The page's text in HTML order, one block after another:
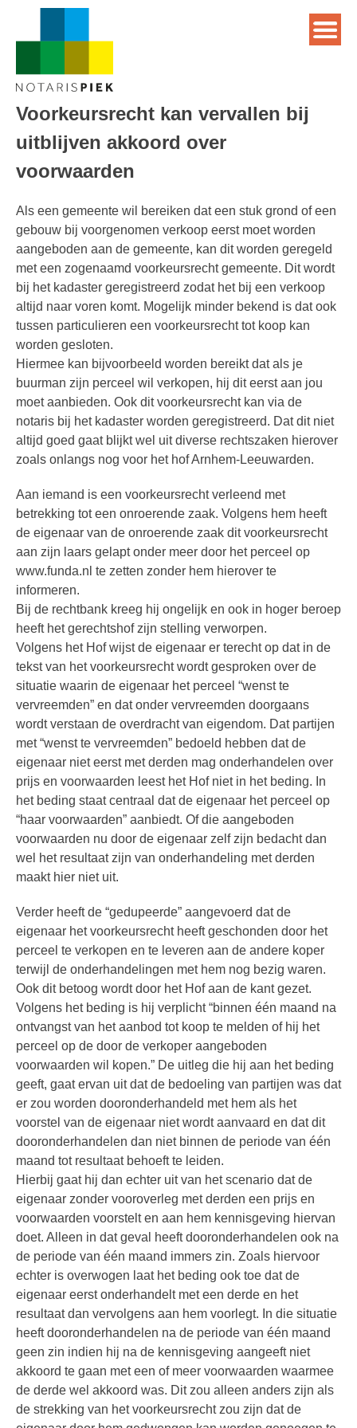
Voorkeursrecht kan vervallen bij
uitblijven akkoord over
voorwaarden
Als een gemeente wil bereiken dat een stuk grond of een
gebouw bij voorgenomen verkoop eerst moet worden
aangeboden aan de gemeente, kan dit worden geregeld
met een zogenaamd voorkeursrecht gemeente. Dit wordt
bij het kadaster geregistreerd zodat het bij een verkoop
altijd naar voren komt. Mogelijk minder bekend is dat ook
tussen particulieren een voorkeursrecht tot koop kan
worden gesloten.
Hiermee kan bijvoorbeeld worden bereikt dat als je
buurman zijn perceel wil verkopen, hij dit eerst aan jou
moet aanbieden. Ook dit voorkeursrecht kan via de
notaris bij het kadaster worden geregistreerd. Dat dit niet
altijd goed gaat blijkt wel uit diverse rechtszaken hierover
zoals onlangs nog voor het hof Arnhem-Leeuwarden.
Aan iemand is een voorkeursrecht verleend met
betrekking tot een onroerende zaak. Volgens hem heeft
de eigenaar van de onroerende zaak dit voorkeursrecht
aan zijn laars gelapt onder meer door het perceel op
www.funda.nl te zetten zonder hem hierover te
informeren.
Bij de rechtbank kreeg hij ongelijk en ook in hoger beroep
heeft het gerechtshof zijn stelling verworpen.
Volgens het Hof wijst de eigenaar er terecht op dat in de
tekst van het voorkeursrecht wordt gesproken over de
situatie waarin de eigenaar het perceel “wenst te
vervreemden” en dat onder vervreemden doorgaans
wordt verstaan de overdracht van eigendom. Dat partijen
met “wenst te vervreemden” bedoeld hebben dat de
eigenaar niet eerst met derden mag onderhandelen over
prijs en voorwaarden leest het Hof niet in het beding. In
het beding staat centraal dat de eigenaar het perceel op
“haar voorwaarden” aanbiedt. Of die aangeboden
voorwaarden nu door de eigenaar zelf zijn bedacht dan
wel het resultaat zijn van onderhandeling met derden
maakt hier niet uit.
Verder heeft de “gedupeerde” aangevoerd dat de
eigenaar het voorkeursrecht heeft geschonden door het
perceel te verkopen en te leveren aan de andere koper
terwijl de onderhandelingen met hem nog bezig waren.
Ook dit betoog wordt door het Hof aan de kant gezet.
Volgens het beding is hij verplicht “binnen één maand na
ontvangst van het aanbod tot koop te melden of hij het
perceel op de door de verkoper aangeboden
voorwaarden wil kopen.” De uitleg die hij aan het beding
geeft, gaat ervan uit dat de bedoeling van partijen was dat
er zou worden dooronderhandeld met hem als het
voorstel van de eigenaar niet wordt aanvaard en dat dit
dooronderhandelen dan niet binnen de periode van één
maand tot resultaat behoeft te leiden.
Hierbij gaat hij dan echter uit van het scenario dat de
eigenaar zonder vooroverleg met derden een prijs en
voorwaarden voorstelt en aan hem kennisgeving hiervan
doet. Alleen in dat geval heeft dooronderhandelen ook na
de periode van één maand immers zin. Zoals hiervoor
echter is overwogen laat het beding ook toe dat de
eigenaar eerst onderhandelt met een derde en het
resultaat dan vervolgens aan hem voorlegt. In die situatie
heeft dooronderhandelen na de periode van één maand
geen zin indien hij na de kennisgeving aangeeft niet
akkoord te gaan met een of meer voorwaarden waarmee
de derde wel akkoord was. Dit zou alleen anders zijn als
de strekking van het voorkeursrecht zou zijn dat de